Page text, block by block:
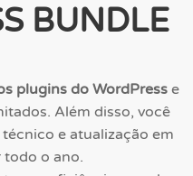
BUNDLE
plugins do WordPresse
Além disso, você
e atualização em
o ano.